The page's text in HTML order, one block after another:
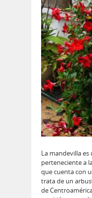
La mandevilla
perteneciente a
que cuenta con
trata de un
de